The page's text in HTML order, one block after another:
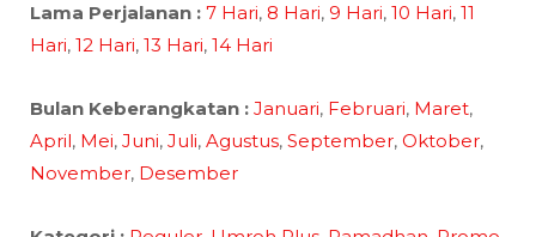
Lama Perjalanan : 7 Hari, 8 Hari, 9 Hari, 10 Hari, 11
Hari, 12 Hari, 13 Hari, 14 Hari
Bulan Keberangkatan : Januari, Februari, Maret,
April, Mei, Juni, Juli, Agustus, September, Oktober,
November, Desember